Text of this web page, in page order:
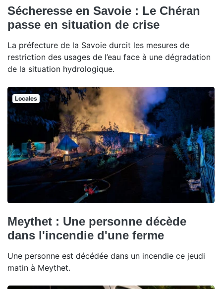
Sécheresse en Savoie : Le Chéran
passe en situation de crise
La préfecture de la Savoie durcit les mesures de
restriction des usages de l’eau face à une dégradation
de la situation hydrologique.
Locales
Meythet : Une personne décède
dans l'incendie d'une ferme
Une personne est décédée dans un incendie ce jeudi
matin à Meythet.